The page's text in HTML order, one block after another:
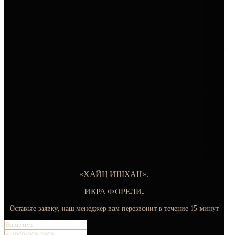
«ХАЙЦ ИШХАН».
ИКРА ФОРЕЛИ.
Оставьте заявку, наш менеджер вам перезвонит в течение 15 минут